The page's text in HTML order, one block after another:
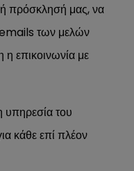
πρόσκλησή μας, να
emails των μελών
η επικοινωνία με
υπηρεσία του
κάθε επί πλέον